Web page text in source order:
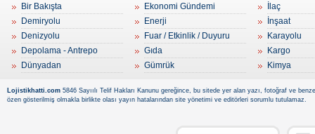
Bir Bakışta
Demiryolu
Denizyolu
Depolama - Antrepo
Dünyadan
Ekonomi Gündemi
Enerji
Fuar / Etkinlik / Duyuru
Gıda
Gümrük
İlaç
İnşaat
Karayolu
Kargo
Kimya
Lojistikhatti.com 5846 Sayıılı Telif Hakları Kanunu gereğince, bu sitede yer alan yazı, fotoğraf ve
özen gösterilmiş olmakla birlikte olası yayın hatalarından site yönetimi ve editörleri sorumlu tutulamaz.